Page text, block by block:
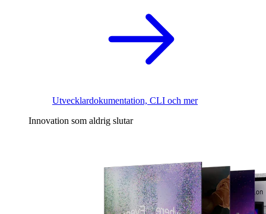
Utvecklardokumentation, CLI och mer
Innovation som aldrig slutar